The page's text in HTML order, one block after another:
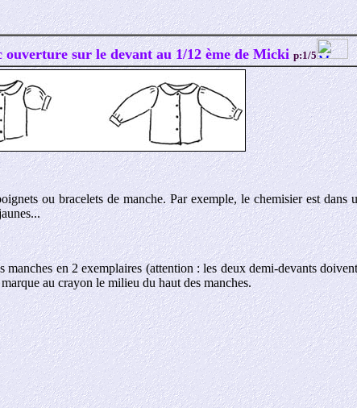
ouverture sur le devant au 1/12 ème de Mickip:1/5
ou bracelets de manche. Par exemple, le chemisier est
en 2 exemplaires (attention : les deux demi-devants
au crayon le milieu du haut des manches.